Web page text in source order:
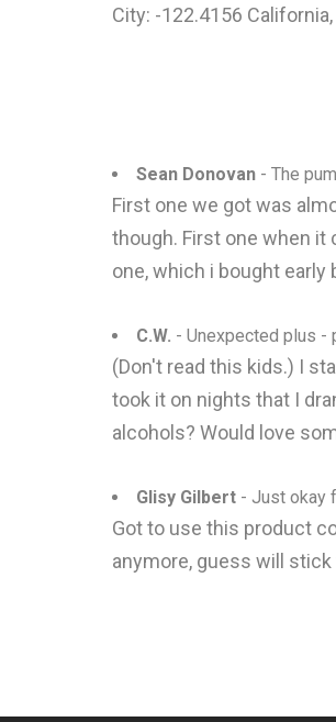
City: -122.4156
Sean Donovan - The
First one we got was
though. First one when it
one, which i bought
C.W. - Unexpected plus -
(Don't read this kids.) I
took it on nights that I
alcohols? Would love
Glisy Gilbert - Just okay
Got to use this product
anymore, guess will